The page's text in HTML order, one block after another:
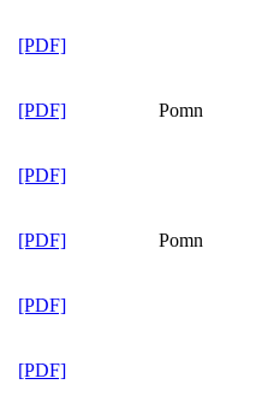
[PDF]
[PDF] Pomn
[PDF]
[PDF] Pomn
[PDF]
[PDF]